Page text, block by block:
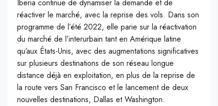
Iberia continue de dynamiser la demande et de
réactiver le marché, avec la reprise des vols. Dans son
programme de l’été 2022, elle parie sur la réactivation
du marché de l’interurbain tant en Amérique latine
qu’aux États-Unis, avec des augmentations significatives
sur plusieurs destinations de son réseau longue
distance déjà en exploitation, en plus de la reprise de
la route vers San Francisco et le lancement de deux
nouvelles destinations, Dallas et Washington.